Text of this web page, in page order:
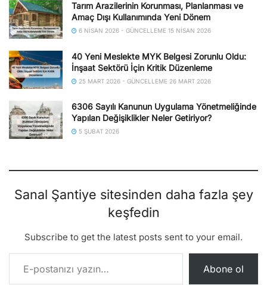
Tarım Arazilerinin Korunması, Planlanması ve
Amaç Dışı Kullanımında Yeni Dönem
6 NISAN 2026 - GÜNCELLEME 15 NISAN 2026
40 Yeni Meslekte MYK Belgesi Zorunlu Oldu:
İnşaat Sektörü İçin Kritik Düzenleme
25 MART 2026 - GÜNCELLEME 26 MART 2026
6306 Sayılı Kanunun Uygulama Yönetmeliğinde
Yapılan Değişiklikler Neler Getiriyor?
5 ŞUBAT 2026
Sanal Şantiye sitesinden daha fazla şey
keşfedin
Subscribe to get the latest posts sent to your email.
E-postanızı yazın…
Abone ol